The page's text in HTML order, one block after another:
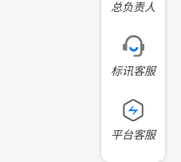
总负责人
标讯客服
平台客服